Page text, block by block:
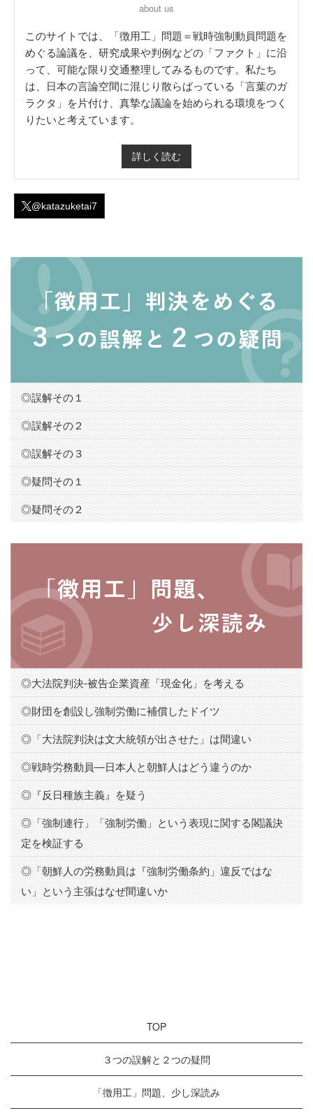
about us
このサイトでは、「徴用工」問題＝戦時強制動員問題を
めぐる論議を、研究成果や判例などの「ファクト」に沿
って、可能な限り交通整理してみるものです。私たち
は、日本の言論空間に混じり散らばっている「言葉のガ
ラクタ」を片付け、真摯な議論を始められる環境をつく
りたいと考えています。
詳しく読む
@katazuketai7
◎誤解その１
◎誤解その２
◎誤解その３
◎疑問その１
◎疑問その２
◎大法院判決-被告企業資産「現金化」を考える
◎財団を創設し強制労働に補償したドイツ
◎「大法院判決は文大統領が出させた」は間違い
◎戦時労務動員―日本人と朝鮮人はどう違うのか
◎『反日種族主義』を疑う
◎「強制連行」「強制労働」という表現に関する閣議決
定を検証する
◎「朝鮮人の労務動員は『強制労働条約」違反ではな
い」という主張はなぜ間違いか
TOP
３つの誤解と２つの疑問
「徴用工」問題、少し深読み